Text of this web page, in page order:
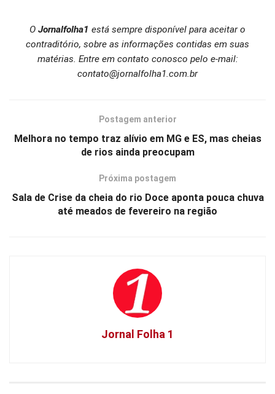
O Jornalfolha1 está sempre disponível para aceitar o
contraditório, sobre as informações contidas em suas
matérias. Entre em contato conosco pelo e-mail:
contato@jornalfolha1.com.br
Postagem anterior
Melhora no tempo traz alívio em MG e ES, mas cheias
de rios ainda preocupam
Próxima postagem
Sala de Crise da cheia do rio Doce aponta pouca chuva
até meados de fevereiro na região
Jornal Folha 1